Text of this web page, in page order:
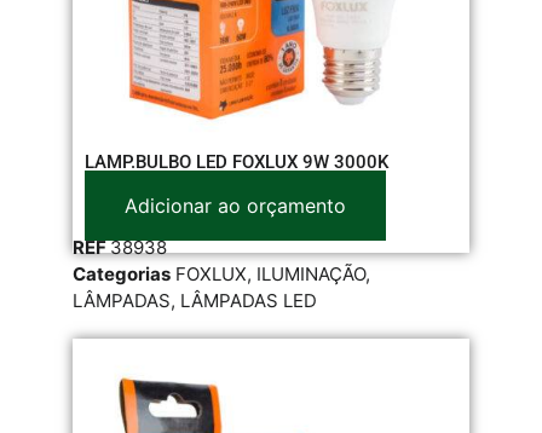
LAMP.BULBO LED FOXLUX 9W 3000K
Adicionar ao orçamento
REF38938
Categorias FOXLUX, ILUMINAÇÃO,
LÂMPADAS, LÂMPADAS LED